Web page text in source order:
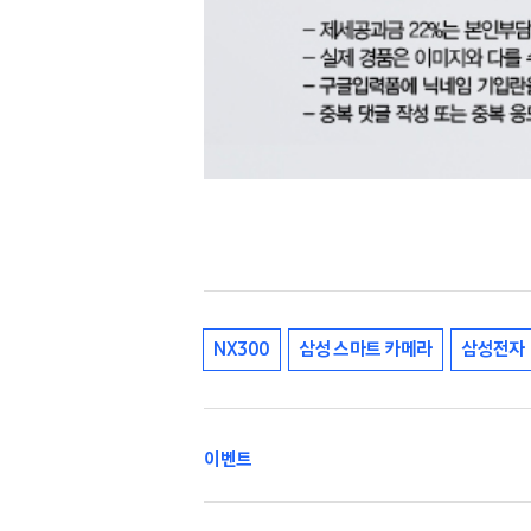
NX300 삼성 스마트 카메라 삼성전자
이벤트